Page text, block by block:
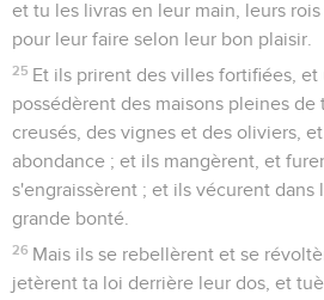
et tu les livras en leur main, leurs
pour leur faire selon leur bon plaisir.
25 Et ils prirent des villes fortifiées, et
possédèrent des maisons pleines
creusés, des vignes et des oliviers,
abondance ; et ils mangèrent, et
s'engraissèrent ; et ils vécurent dans
grande bonté.
26 Mais ils se rebellèrent et se
jetèrent ta loi derrière leur dos, et